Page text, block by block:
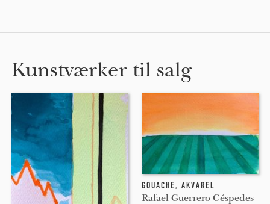
Kunstværker til salg
GOUACHE, AKVAREL
Rafael Guerrero Céspedes